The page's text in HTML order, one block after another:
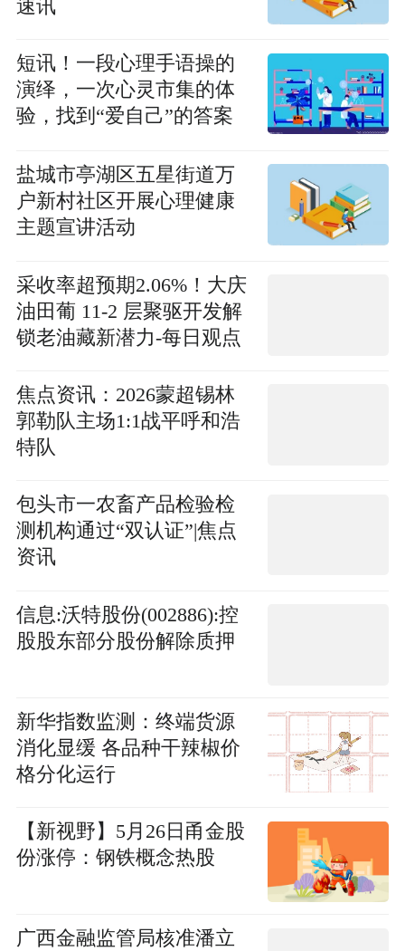
速讯
短讯！一段心理手语操的
演绎，一次心灵市集的体
验，找到“爱自己”的答案
盐城市亭湖区五星街道万
户新村社区开展心理健康
主题宣讲活动
采收率超预期2.06%！大庆
油田葡 11-2 层聚驱开发解
锁老油藏新潜力-每日观点
焦点资讯：2026蒙超锡林
郭勒队主场1:1战平呼和浩
特队
包头市一农畜产品检验检
测机构通过“双认证”|焦点
资讯
信息:沃特股份(002886):控
股股东部分股份解除质押
新华指数监测：终端货源
消化显缓 各品种干辣椒价
格分化运行
【新视野】5月26日甬金股
份涨停：钢铁概念热股
广西金融监管局核准潘立